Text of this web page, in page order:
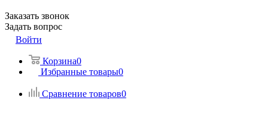
Заказать звонок
Задать вопрос
Войти
Корзина0
Избранные товары0
Сравнение товаров0